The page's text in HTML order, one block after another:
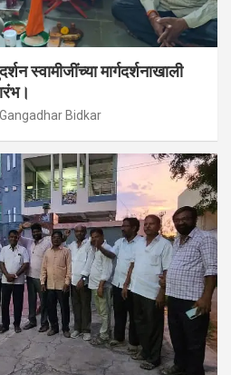
स्वामीजींच्या मार्गदर्शनाखाली
Bidkar